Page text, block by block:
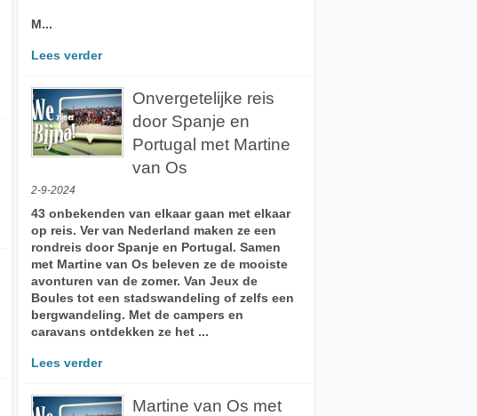
M...
Lees verder
Onvergetelijke reis
door Spanje en
Portugal met Martine
van Os
2-9-2024
43 onbekenden van elkaar gaan met elkaar
op reis. Ver van Nederland maken ze een
rondreis door Spanje en Portugal. Samen
met Martine van Os beleven ze de mooiste
avonturen van de zomer. Van Jeux de
Boules tot een stadswandeling of zelfs een
bergwandeling. Met de campers en
caravans ontdekken ze het ...
Lees verder
Martine van Os met